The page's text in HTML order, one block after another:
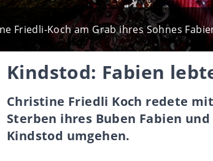
Friedli-Koch am Grab ihres Sohnes
Kindstod: Fabien
Christine Friedli Koch redete
Sterben ihres Buben Fabien
Kindstod umgehen.